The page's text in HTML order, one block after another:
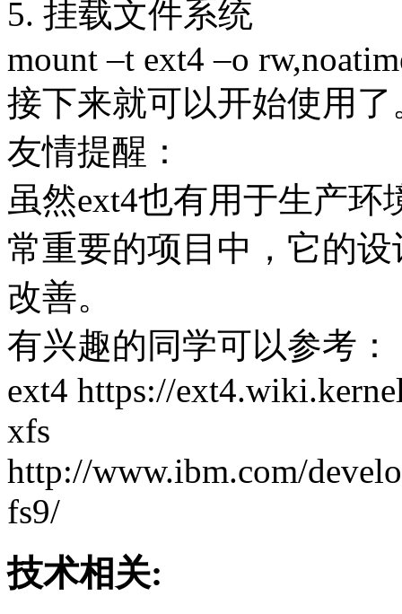
5. 挂载文件系统
mount –t ext4 –o
接下来就可以开始使用了
友情提醒：
虽然ext4也有用于生产
常重要的项目中，它的
改善。
有兴趣的同学可以参考：
ext4 https://
xfs
http://www.ibm.com/
fs9/
技术相关: